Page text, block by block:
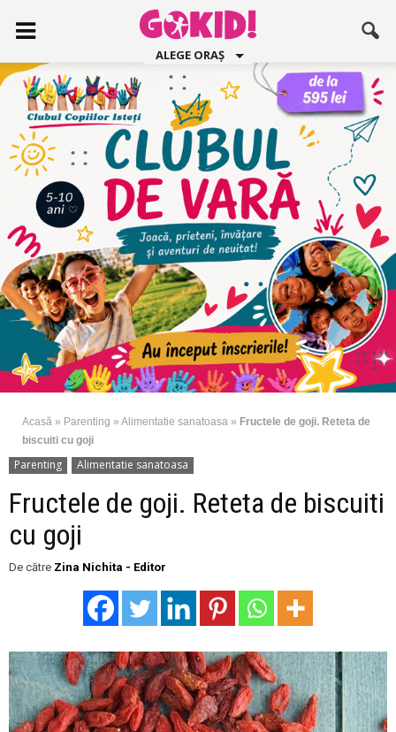
ALEGE ORAȘ
Acasă » Parenting » Alimentatie sanatoasa » Fructele de goji. Reteta de
biscuiti cu goji
Parenting Alimentatie sanatoasa
Fructele de goji. Reteta de biscuiti
cu goji
De către Zina Nichita - Editor